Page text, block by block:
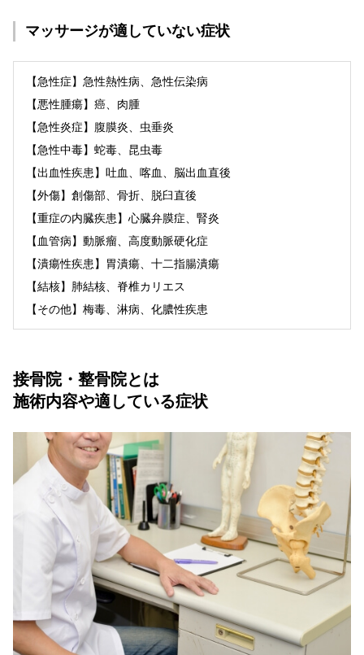
マッサージが適していない症状
【急性症】急性熱性病、急性伝染病
【悪性腫瘍】癌、肉腫
【急性炎症】腹膜炎、虫垂炎
【急性中毒】蛇毒、昆虫毒
【出血性疾患】吐血、喀血、脳出血直後
【外傷】創傷部、骨折、脱臼直後
【重症の内臓疾患】心臓弁膜症、腎炎
【血管病】動脈瘤、高度動脈硬化症
【潰瘍性疾患】胃潰瘍、十二指腸潰瘍
【結核】肺結核、脊椎カリエス
【その他】梅毒、淋病、化膿性疾患
接骨院・整骨院とは
施術内容や適している症状